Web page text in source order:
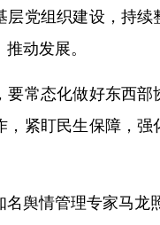
层党组织建设，持
动发展。
态化做好东西部
，紧盯民生保障，
情管理专家马龙